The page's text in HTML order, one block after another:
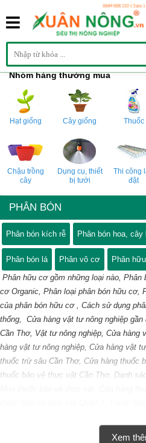
Nhóm hàng thường mua
Hạt giống Cây giống Thuốc
Chậu trồng
cây
Dụng cụ, thiết
bị tưới
Thi công
đặt
PHÂN BÓN
Phân bón kích rễ Phân bón hoa, cây
Phân bón lá Phân vô cơ
Phân
Phân hữu cơ gồm những loại nào,
cơ Organic, Phân loại phân bón hữu cơ,
của phân bón hữu cơ , Cách sử dụng
thống, Cửa hàng vật tư nông nghiệp
Cần Thơ, Vật tư nông nghiệp, Cửa hàng
hàng vật tư nông nghiệp, Cửa hàng vật
thuốc trừ sâu Cần Thơ, Cửa hàng thuốc
thuốc bảo vệ thực vật Cần Thơ, Danh
Xem